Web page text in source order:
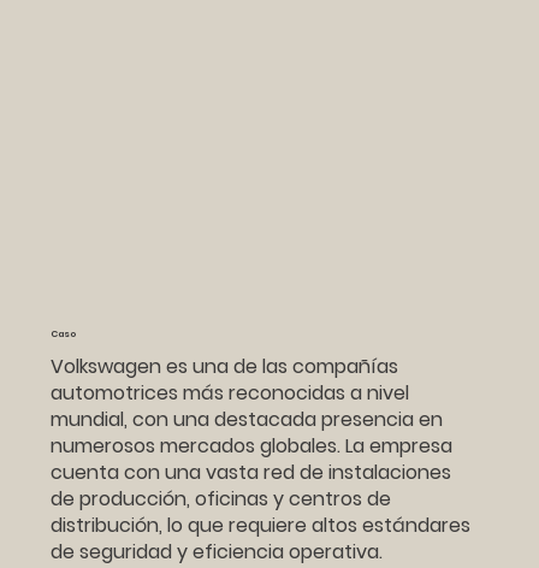
Caso
Volkswagen es una de las compañías
automotrices más reconocidas a nivel
mundial, con una destacada presencia en
numerosos mercados globales. La empresa
cuenta con una vasta red de instalaciones
de producción, oficinas y centros de
distribución, lo que requiere altos estándares
de seguridad y eficiencia operativa.